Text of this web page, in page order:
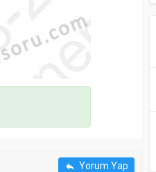
reply Yorum Yap